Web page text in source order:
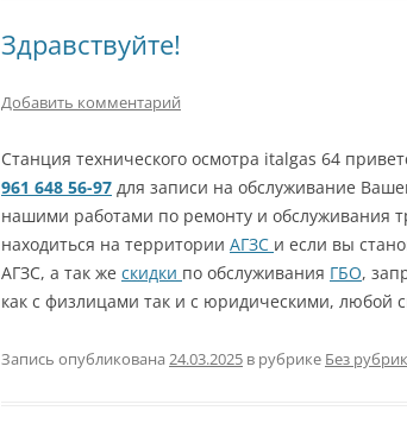
Здравствуйте!
Добавить комментарий
Станция технического осмотра italgas 64
961 648 56-97 для записи на обслуживание
нашими работами по ремонту и обслуживания
находиться на территории АГЗС и если вы
АГЗС, а так же скидки по обслуживания ГБО,
как с физлицами так и с юридическими, любой
Запись опубликована 24.03.2025 в рубрике Без